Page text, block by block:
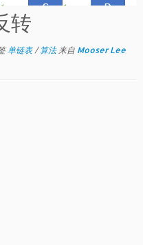
转
单链表/算法 来自 Mooser Lee